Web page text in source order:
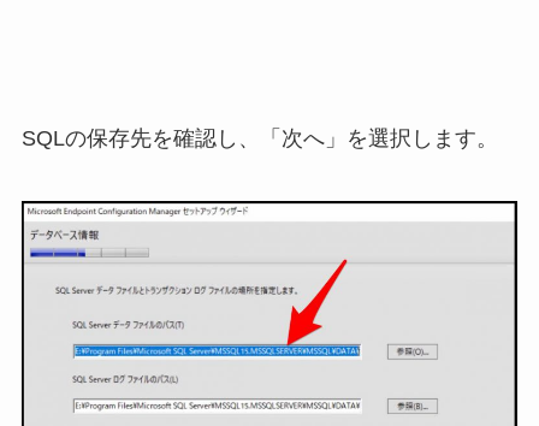
SQLの保存先を確認し、「次へ」を選択します。